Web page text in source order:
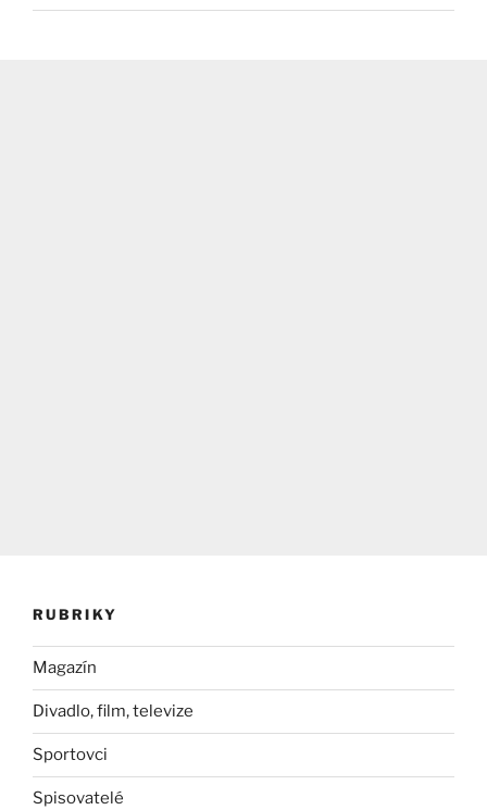
RUBRIKY
Magazín
Divadlo, film, televize
Sportovci
Spisovatelé